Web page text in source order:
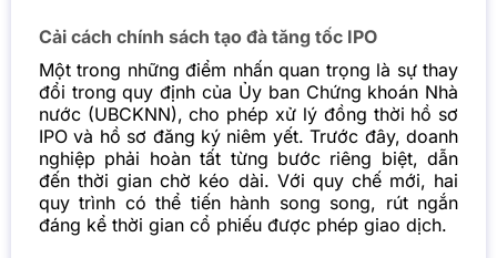
Cải cách chính sách tạo đà tăng tốc IPO
Một trong những điểm nhấn quan trọng là sự thay
đổi trong quy định của Ủy ban Chứng khoán Nhà
nước (UBCKNN), cho phép xử lý đồng thời hồ sơ
IPO và hồ sơ đăng ký niêm yết. Trước đây, doanh
nghiệp phải hoàn tất từng bước riêng biệt, dẫn
đến thời gian chờ kéo dài. Với quy chế mới, hai
quy trình có thể tiến hành song song, rút ngắn
đáng kể thời gian cổ phiếu được phép giao dịch.